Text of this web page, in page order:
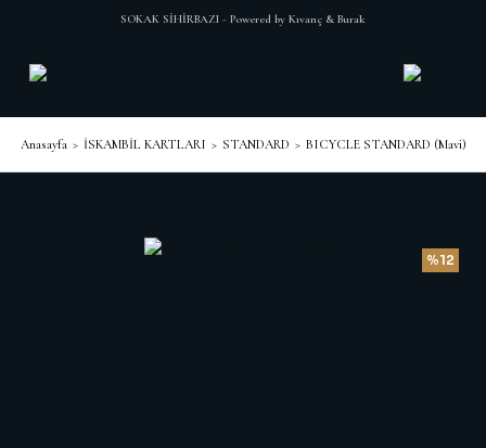
SOKAK SİHİRBAZI - Powered by Kıvanç & Burak
Anasayfa İSKAMBİL KARTLARI STANDARD BICYCLE STANDARD (Mavi)
%12